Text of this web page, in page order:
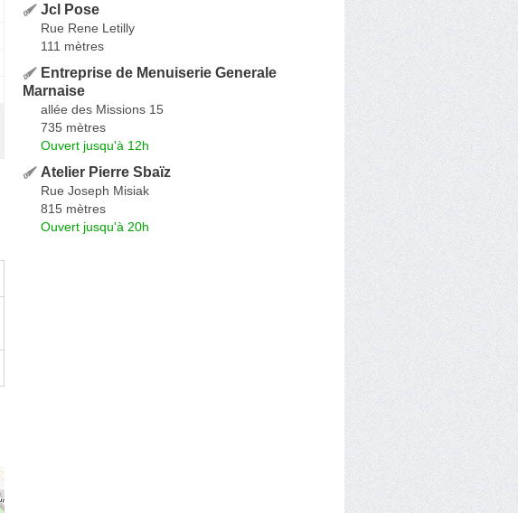
Jcl Pose
Rue Rene Letilly
111 mètres
Entreprise de Menuiserie Generale
Marnaise
allée des Missions 15
735 mètres
Ouvert jusqu'à 12h
Atelier Pierre Sbaïz
Rue Joseph Misiak
815 mètres
Ouvert jusqu'à 20h